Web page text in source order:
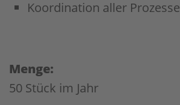
Koordination aller Prozesse
Menge:
50 Stück im Jahr